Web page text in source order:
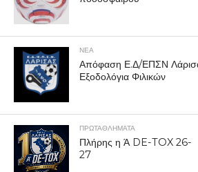
ΝΕΑ
Απόφαση Ε.Δ/ΕΠΣΝ
Εξοδολόγια Φιλικών
ΠΡΩΤΑΘΛΉΜΑΤΑ
Πλήρης η Ά DE-TOX 26-
27